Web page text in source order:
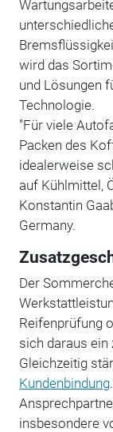
wird das
und Lösungen
Technologie.
"Für viele
Packen des
idealerweise
auf Kühlmittel,
Konstantin
Germany.
Der
Reifenprüfung
sich daraus ein
Gleichzeitig
Kundenbindung
insbesondere